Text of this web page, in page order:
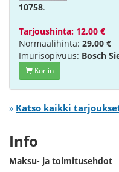
10758.
Tarjoushinta: 12,00 €
Normaalihinta: 29,00 €
Imurisopivuus: Bosch
Koriin
» Katso kaikki
Info
Maksu- ja toimitusehdot